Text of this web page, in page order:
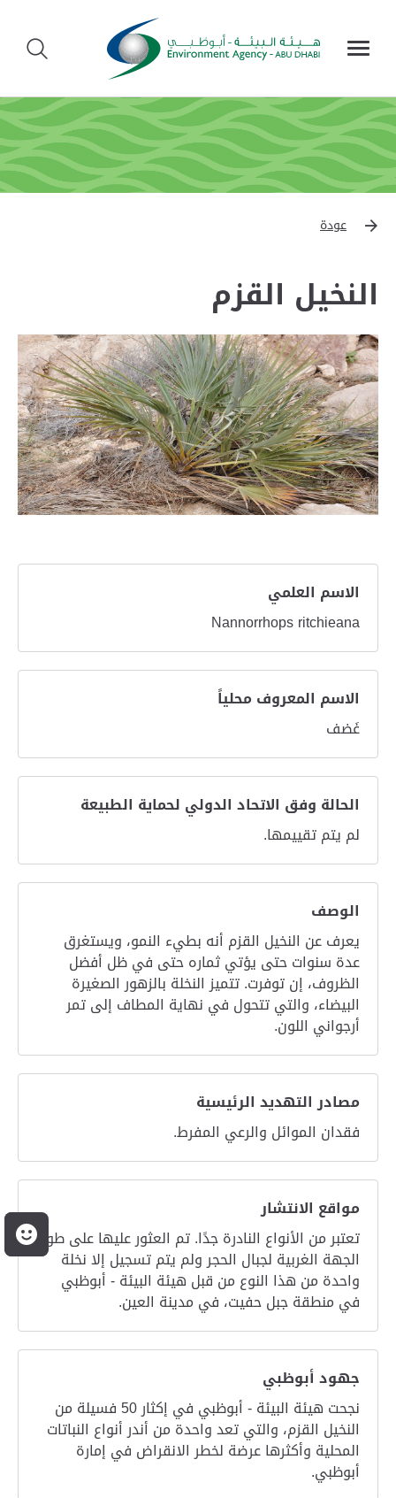
عودة
النخيل القزم
الاسم العلمي
Nannorrhops ritchieana
الاسم المعروف محلياً
غَضف
الحالة وفق الاتحاد الدولي لحماية الطبيعة
لم يتم تقييمها.
الوصف
يعرف عن النخيل القزم أنه بطيء النمو، ويستغرق
عدة سنوات حتى يؤتي ثماره حتى في ظل أفضل
الظروف، إن توفرت. تتميز النخلة بالزهور الصغيرة
البيضاء، والتي تتحول في نهاية المطاف إلى تمر
أرجواني اللون.
مصادر التهديد الرئيسية
فقدان الموائل والرعي المفرط.
مواقع الانتشار
تعتبر من الأنواع النادرة جدًا. تم العثور عليها على طول
الجهة الغربية لجبال الحجر ولم يتم تسجيل إلا نخلة
واحدة من هذا النوع من قبل هيئة البيئة - أبوظبي
في منطقة جبل حفيت، في مدينة العين.
جهود أبوظبي
نجحت هيئة البيئة - أبوظبي في إكثار 50 فسيلة من
النخيل القزم، والتي تعد واحدة من أندر أنواع النباتات
المحلية وأكثرها عرضة لخطر الانقراض في إمارة
أبوظبي.